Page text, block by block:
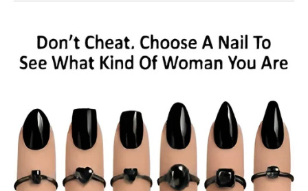
Ostvarićete želju koja vam je